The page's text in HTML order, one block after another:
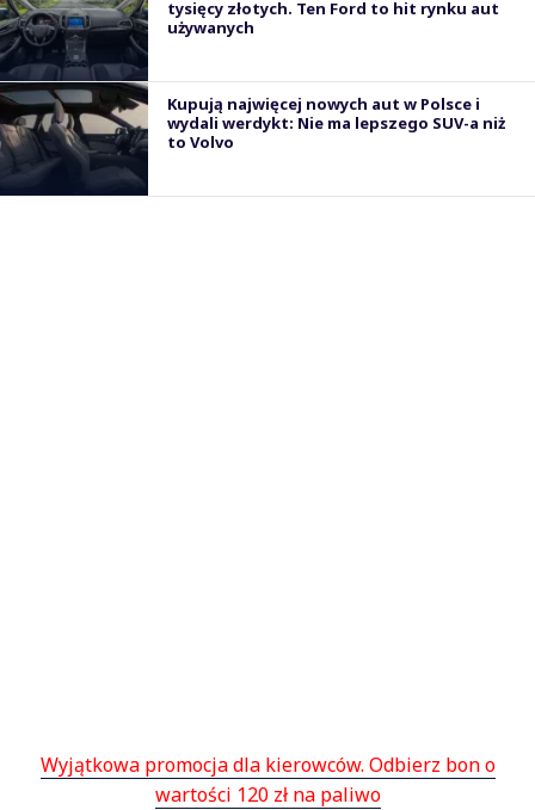
tysięcy złotych. Ten Ford to hit rynku aut
używanych
Kupują najwięcej nowych aut w Polsce i
wydali werdykt: Nie ma lepszego SUV-a niż
to Volvo
Wyjątkowa promocja dla kierowców. Odbierz bon o
wartości 120 zł na paliwo